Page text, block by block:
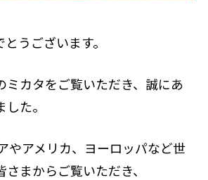
うございます。
ミカタをご覧いただき、誠にあ
た。
やアメリカ、ヨーロッパなど世
まからご覧いただき、